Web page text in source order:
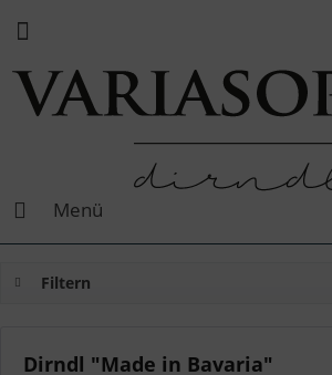
Menü
Filtern
Dirndl "Made in Bavaria"